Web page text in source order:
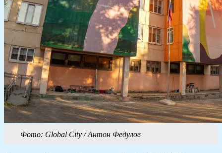
Фото: Global City / Антон Федулов